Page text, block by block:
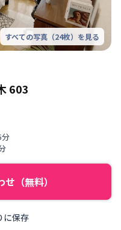
すべての写真（24枚）を見る
603
分
（無料）
に保存